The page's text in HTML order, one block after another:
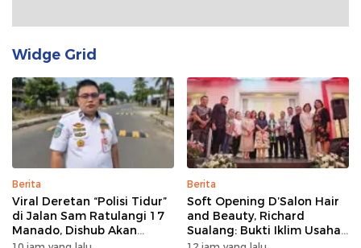
Widge Grid
Berita
Viral Deretan “Polisi Tidur”
di Jalan Sam Ratulangi 17
Manado, Dishub Akan
Musyawarahkan Solusi
Berita
Soft Opening D’Salon Hair
and Beauty, Richard
Sualang: Bukti Iklim Usaha
di Manado Terus